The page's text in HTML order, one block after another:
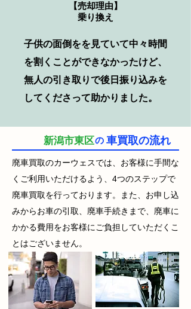
【売却理由】
乗り換え
子供の面倒をを見ていて中々時間
を割くことができなかったけど、
無人の引き取りで後日振り込みを
してくださって助かりました。
新潟市東区 車買取の流れ
の
廃車買取のカーウェスでは、お客様に手間な
くご利用いただけるよう、4つのステップで
廃車買取を行っております。また、お申し込
みからお車の引取、廃車手続きまで、廃車に
かかる費用をお客様にご負担していただくこ
とはございません。